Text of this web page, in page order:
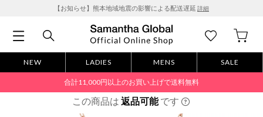
【お知らせ】熊本地域地震の影響による配送遅延 詳細
NEW LADIES MENS SALE
合計11,000円以上のお買い上げで送料無料
この商品は 返品可能です